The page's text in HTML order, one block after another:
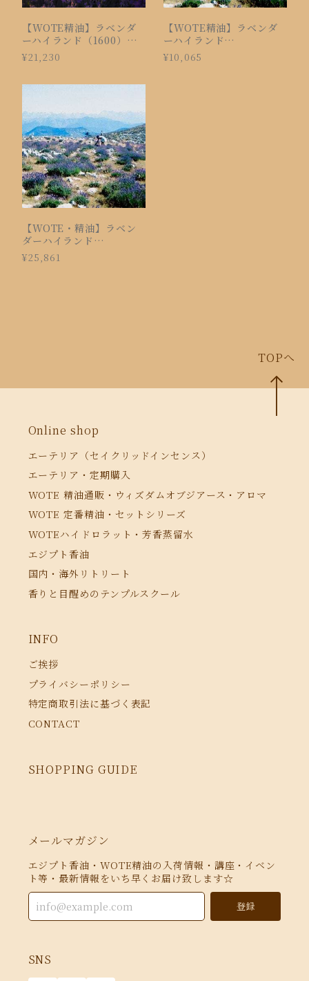
【WOTE精油】ラベンダ
ーハイランド（1600）
15ml
¥21,230
【WOTE精油】ラベンダ
ーハイランド
1800（5ml）
¥10,065
【WOTE・精油】ラベン
ダーハイランド
1800（15ml）
¥25,861
Online shop
エーテリア（セイクリッドインセンス）
エーテリア・定期購入
WOTE 精油通販・ウィズダムオブジアース・アロマ
WOTE 定番精油・セットシリーズ
WOTEハイドロラット・芳香蒸留水
エジプト香油
国内・海外リトリート
香りと目醒めのテンプルスクール
INFO
ご挨拶
プライバシーポリシー
特定商取引法に基づく表記
CONTACT
SHOPPING GUIDE
メールマガジン
エジプト香油・WOTE精油の入荷情報・講座・イベン
ト等・最新情報をいち早くお届け致します☆
登録
SNS
TOPへ